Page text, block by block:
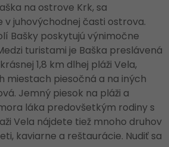
na ostrove Krk, sa
v juhovýchodnej časti ostrova.
Bašky poskytujú výnimočne
turistami je Baška preslávená
1,8 km dlhej pláži Vela,
miestach piesočná a na iných
Jemný piesok na pláži a
láka predovšetkým rodiny s
Vela nájdete tiež mnoho druhov
kaviarne a reštaurácie. Nudiť sa